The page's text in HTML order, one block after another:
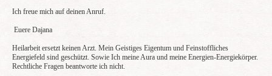
Ich freue mich auf deinen Anruf.
Euere Dajana
Heilarbeit ersetzt keinen Arzt. Mein Geistiges Eigentum und Feinstoffliches
Energiefeld sind geschützt. Sowie Ich meine Aura und meine Energien-Energiekörper.
Rechtliche Fragen beantworte ich nicht.